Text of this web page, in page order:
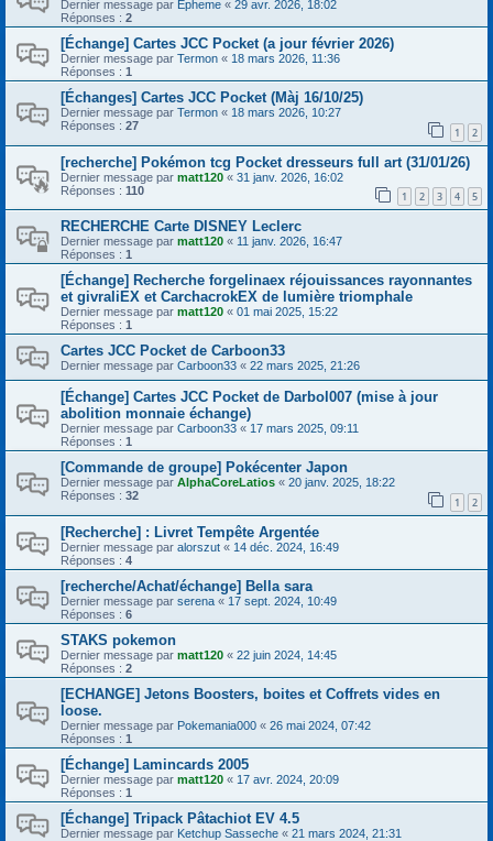
Dernier message par Epheme « 29 avr. 2026, 18:02
Réponses : 2
[Échange] Cartes JCC Pocket (a jour février 2026)
Dernier message par Termon « 18 mars 2026, 11:36
Réponses : 1
[Échanges] Cartes JCC Pocket (Màj 16/10/25)
Dernier message par Termon « 18 mars 2026, 10:27
Réponses : 27 1 2
[recherche] Pokémon tcg Pocket dresseurs full art (31/01/26)
Dernier message par matt120 « 31 janv. 2026, 16:02
Réponses : 110 1 2 3 4 5
RECHERCHE Carte DISNEY Leclerc
Dernier message par matt120 « 11 janv. 2026, 16:47
Réponses : 1
[Échange] Recherche forgelinaex réjouissances rayonnantes
et givraliEX et CarchacrokEX de lumière triomphale
Dernier message par matt120 « 01 mai 2025, 15:22
Réponses : 1
Cartes JCC Pocket de Carboon33
Dernier message par Carboon33 « 22 mars 2025, 21:26
[Échange] Cartes JCC Pocket de Darbol007 (mise à jour
abolition monnaie échange)
Dernier message par Carboon33 « 17 mars 2025, 09:11
Réponses : 1
[Commande de groupe] Pokécenter Japon
Dernier message par AlphaCoreLatios « 20 janv. 2025, 18:22
Réponses : 32 1 2
[Recherche] : Livret Tempête Argentée
Dernier message par alorszut « 14 déc. 2024, 16:49
Réponses : 4
[recherche/Achat/échange] Bella sara
Dernier message par serena « 17 sept. 2024, 10:49
Réponses : 6
STAKS pokemon
Dernier message par matt120 « 22 juin 2024, 14:45
Réponses : 2
[ECHANGE] Jetons Boosters, boites et Coffrets vides en
loose.
Dernier message par Pokemania000 « 26 mai 2024, 07:42
Réponses : 1
[Échange] Lamincards 2005
Dernier message par matt120 « 17 avr. 2024, 20:09
Réponses : 1
[Échange] Tripack Pâtachiot EV 4.5
Dernier message par Ketchup Sasseche « 21 mars 2024, 21:31